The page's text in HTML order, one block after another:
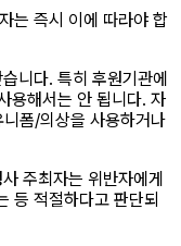
는 즉시 이에 따라야 합
니다. 특히 후원기관에
용해서는 안 됩니다. 자
폼/의상을 사용하거나
주최자는 위반자에게
등 적절하다고 판단되